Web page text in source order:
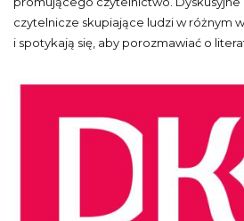
czytelnicze skupiające ludzi w różnym
i spotykają się, aby porozmawiać o